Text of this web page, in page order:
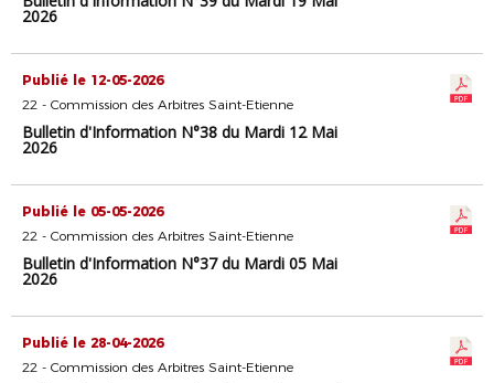
2026
Publié le 12-05-2026
22 - Commission des Arbitres Saint-Etienne
Bulletin d'Information N°38 du Mardi 12 Mai
2026
Publié le 05-05-2026
22 - Commission des Arbitres Saint-Etienne
Bulletin d'Information N°37 du Mardi 05 Mai
2026
Publié le 28-04-2026
22 - Commission des Arbitres Saint-Etienne